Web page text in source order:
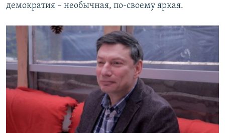
демократия – необычная, по-своему яркая.